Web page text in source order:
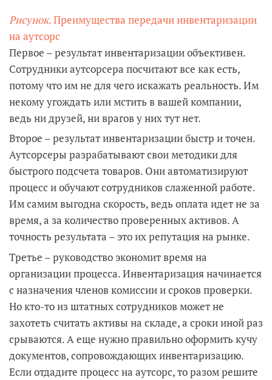
Рисунок. Преимущества передачи инвентаризации
на аутсорс
Первое – результат инвентаризации объективен.
Сотрудники аутсорсера посчитают все как есть,
потому что им не для чего искажать реальность. Им
некому угождать или мстить в вашей компании,
ведь ни друзей, ни врагов у них тут нет.
Второе – результат инвентаризации быстр и точен.
Аутсорсеры разрабатывают свои методики для
быстрого подсчета товаров. Они автоматизируют
процесс и обучают сотрудников слаженной работе.
Им самим выгодна скорость, ведь оплата идет не за
время, а за количество проверенных активов. А
точность результата – это их репутация на рынке.
Третье – руководство экономит время на
организации процесса. Инвентаризация начинается
с назначения членов комиссии и сроков проверки.
Но кто-то из штатных сотрудников может не
захотеть считать активы на складе, а сроки иной раз
срываются. А еще нужно правильно оформить кучу
документов, сопровождающих инвентаризацию.
Если отдадите процесс на аутсорс, то разом решите